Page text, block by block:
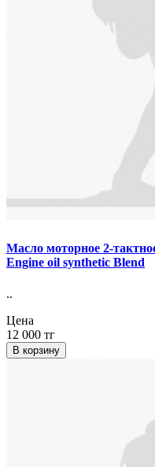
Масло моторное 2-
Engine oil synthetic Blend
..
Цена
12 000 тг
В корзину